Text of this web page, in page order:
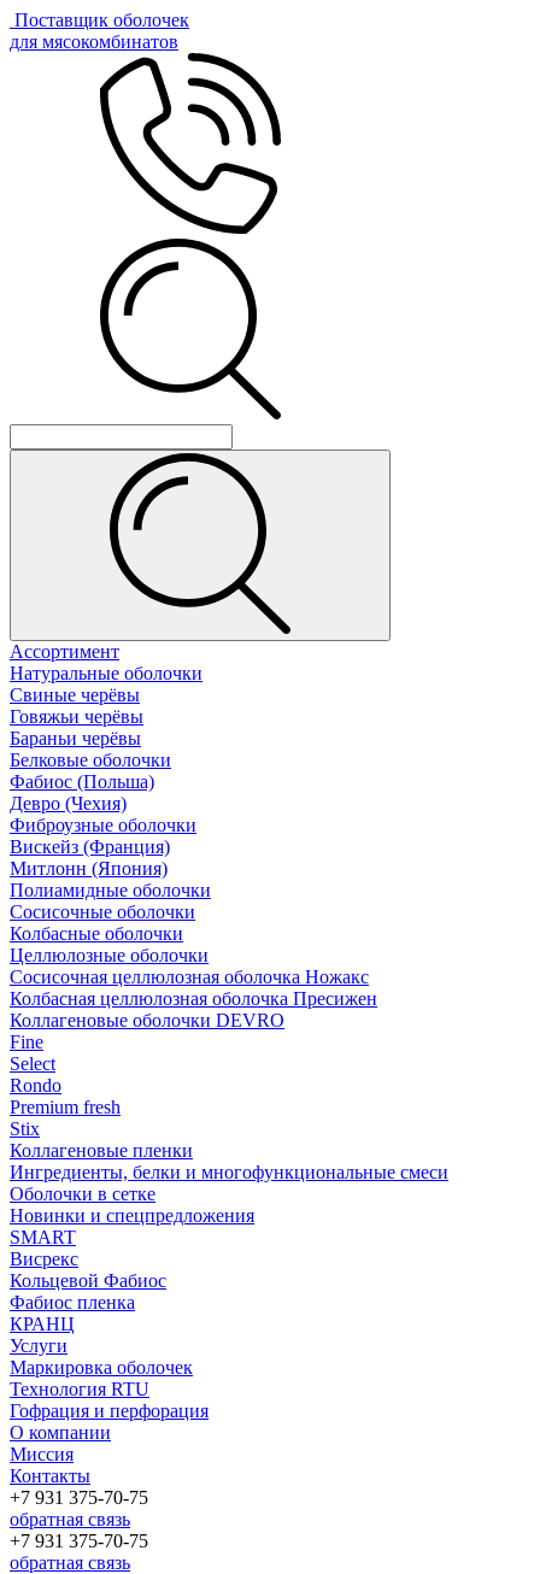
Поставщик оболочек
для мясокомбинатов
Ассортимент
Натуральные оболочки
Свиные черёвы
Говяжьи черёвы
Бараньи черёвы
Белковые оболочки
Фабиос (Польша)
Девро (Чехия)
Фиброузные оболочки
Вискейз (Франция)
Митлонн (Япония)
Полиамидные оболочки
Сосисочные оболочки
Колбасные оболочки
Целлюлозные оболочки
Сосисочная целлюлозная оболочка Ножакс
Колбасная целлюлозная оболочка Пресижен
Коллагеновые оболочки DEVRO
Fine
Select
Rondo
Premium fresh
Stix
Коллагеновые пленки
Ингредиенты, белки и многофункциональные смеси
Оболочки в сетке
Новинки и спецпредложения
SMART
Висрекс
Кольцевой Фабиос
Фабиос пленка
КРАНЦ
Услуги
Маркировка оболочек
Технология RTU
Гофрация и перфорация
О компании
Миссия
Контакты
+7 931 375-70-75
обратная связь
+7 931 375-70-75
обратная связь